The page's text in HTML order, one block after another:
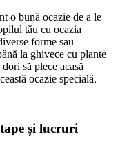
o bună ocazie de a le
tău cu ocazia
forme sau
la ghivece cu plante
să plece acasă
ocazie specială.
și lucruri